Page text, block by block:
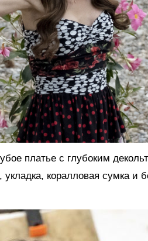
платье с глубоким
коралловая сумка и